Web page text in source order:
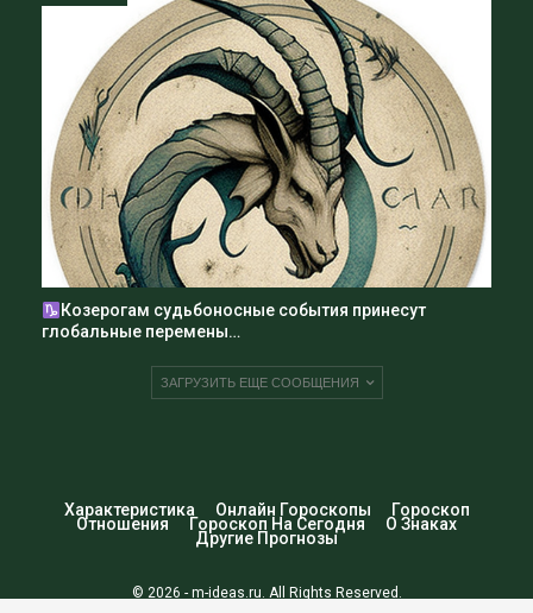
Козерогам судьбоносные события принесут
глобальные перемены…
ЗАГРУЗИТЬ ЕЩЕ СООБЩЕНИЯ
Характеристика Онлайн Гороскопы Гороскоп
Отношения Гороскоп На Сегодня О Знаках
Другие Прогнозы
© 2026 - m-ideas.ru. All Rights Reserved.